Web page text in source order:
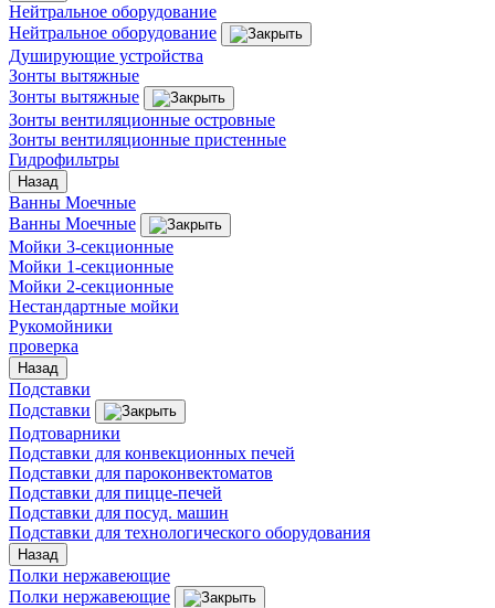
Нейтральное оборудование
Нейтральное оборудование
Душирующие устройства
Зонты вытяжные
Зонты вытяжные
Зонты вентиляционные островные
Зонты вентиляционные пристенные
Гидрофильтры
Назад
Ванны Моечные
Ванны Моечные
Мойки 3-секционные
Мойки 1-секционные
Мойки 2-секционные
Нестандартные мойки
Рукомойники
проверка
Назад
Подставки
Подставки
Подтоварники
Подставки для конвекционных печей
Подставки для пароконвектоматов
Подставки для пицце-печей
Подставки для посуд. машин
Подставки для технологического оборудования
Назад
Полки нержавеющие
Полки нержавеющие